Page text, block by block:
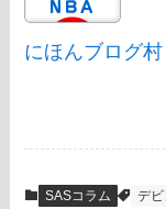
にほんブログ村
SASコラム デ